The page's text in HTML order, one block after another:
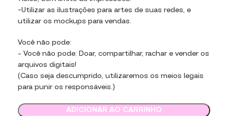
-Utilizar as ilustrações para artes de suas redes, e
utilizar os mockups para vendas.
Você não pode:
– Você não pode: Doar, compartilhar, rachar e vender os
arquivos digitais!
(Caso seja descumprido, utilizaremos os meios legais
para punir os responsáveis.)
ADICIONAR AO CARRINHO